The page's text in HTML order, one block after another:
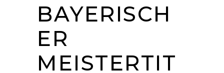
BAYERISCH
ER
MEISTERTIT